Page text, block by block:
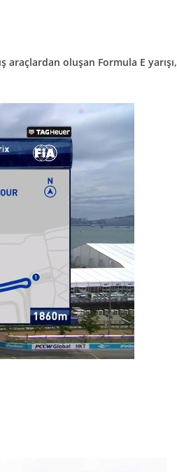
oluşan Formula E yarışı,